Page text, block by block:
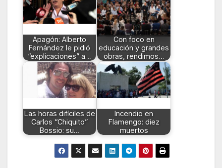
Apagón: Alberto
Fernández le pidió
“explicaciones” a…
Con foco en
educación y grandes
obras, rendimos…
Las horas difíciles de
Carlos “Chiquito”
Bossio: su…
Incendio en
Flamengo: diez
muertos